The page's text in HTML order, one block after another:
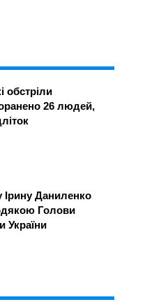
обстріли
26 людей,
Ірину Даниленко
Голови
України